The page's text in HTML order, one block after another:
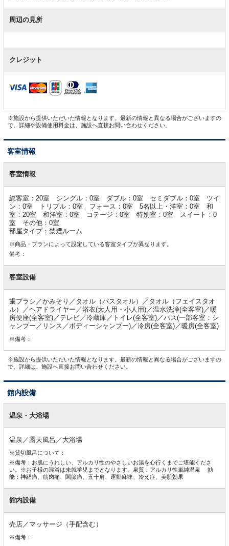
周辺の見所
クレジット
※施設から提供いただいた情報となります。最新の情報と異なる場合がございますの
で、詳細や設備使用料金は、施設へ直接お問い合わせください。
客室情報
室客室情報
総客室：20室 シングル：0室 ダブル：0室 セミダブル：0室 ツイ
ン：0室 トリプル：0室 フォース：0室 5名以上・洋室：0室 和
室：20室 和洋室：0室 コテージ：0室 特別室：0室 スイート：0
室 その他：0室
部屋タイプ：禁煙ルーム
※商品・プランによって設定している客室タイプが異なります。
備考：
客室設備
歯ブラシ／かみそり／タオル（バスタオル）／タオル（フェイスタオ
ル）／ヘアドライヤー／浴衣(大人用・小人用)／温水洗浄(全客室)／暖
房便座(全客室)／テレビ／冷蔵庫／トイレ(全客室)／バス(一部客室：シ
ャンプー／リンス／ボディーシャンプー)／冷房(全客室)／暖房(全客室)
※備考：
※施設から提供いただいた情報となります。最新の情報と異なる場合がございますの
で、詳細は、施設へ直接お問い合わせください。
館内設備
内温泉・大浴場
温泉／露天風呂／大浴場
※貸切風呂について：
※備考：お肌にうれしい、アルカリ性のやさしいお湯を心行くまでご堪能くださ
い。※お子様の混浴は未就学児までとなります。泉質：アルカリ性単純温泉 効
能：神経痛、筋肉痛、関節痛、五十肩、運動麻痺、冷え症、美肌効果
館内設備
売店／マッサージ（手配含む）
※備考：